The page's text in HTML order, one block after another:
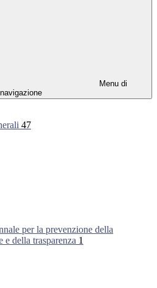
Menu di
navigazione
47
per la prevenzione della
e della trasparenza 1